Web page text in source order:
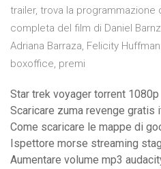
trailer, trova la programmazione
completa del film di Daniel
Adriana Barraza, Felicity
boxoffice, premi
Star trek voyager torrent 1080p
Scaricare zuma revenge gratis
Come scaricare le mappe di
Ispettore morse streaming
Aumentare volume mp3